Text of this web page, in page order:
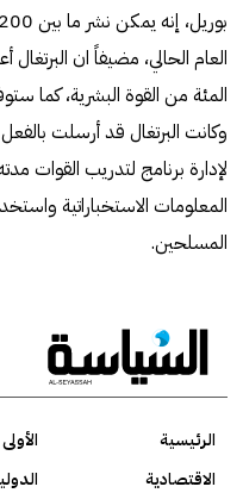
المئة من القوة البشرية، كما
لإدارة برنامج لتدريب القوات
المعلومات الاستخباراتية
المسلحين.
الرئيسية الأولى
الاقتصادية